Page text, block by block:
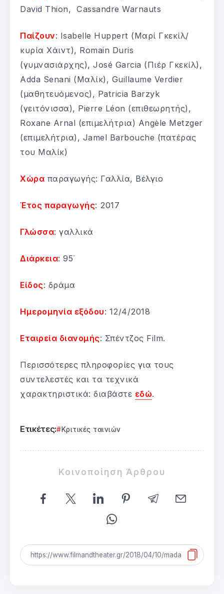
David Thion, Cassandre Warnauts
Παίζουν: Isabelle Huppert (Μαρί Γκεκίλ/
κυρία Χάιντ), Romain Duris
(γυμνασιάρχης), José Garcia (Πιέρ Γκεκίλ),
Adda Senani (Μαλίκ), Guillaume Verdier
(μαθητευόμενος), Patricia Barzyk
(γειτόνισσα), Pierre Léon (επιθεωρητής),
Roxane Arnal (επιμελήτρια) Angèle Metzger
(επιμελήτρια), Jamel Barbouche (πατέρας
του Μαλίκ)
Χώρα παραγωγής: Γαλλία, Βέλγιο
Έτος παραγωγής: 2017
Γλώσσα: γαλλικά
Διάρκεια: 95΄
Είδος: δράμα
Ημερομηνία εξόδου: 12/4/2018
Εταιρεία διανομής: Σπέντζος Film.
Περισσότερες πληροφορίες για τους
συντελεστές και τα τεχνικά
χαρακτηριστικά: διαβάστε εδώ.
Ετικέτες: Κριτικές ταινιών
Κοινοποίηση Άρθρου